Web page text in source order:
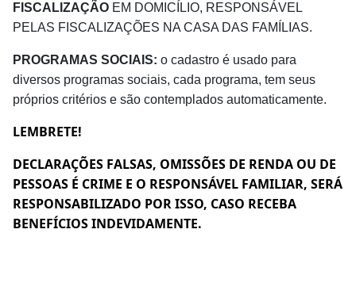
FISCALIZAÇÃO EM DOMICÍLIO, RESPONSÁVEL
PELAS FISCALIZAÇÕES NA CASA DAS FAMÍLIAS.
PROGRAMAS SOCIAIS: o cadastro é usado para
diversos programas sociais, cada programa, tem seus
próprios critérios e são contemplados automaticamente.
LEMBRETE!
DECLARAÇÕES FALSAS, OMISSÕES DE RENDA OU DE
PESSOAS É CRIME E O RESPONSÁVEL FAMILIAR, SERÁ
RESPONSABILIZADO POR ISSO, CASO RECEBA
BENEFÍCIOS INDEVIDAMENTE.